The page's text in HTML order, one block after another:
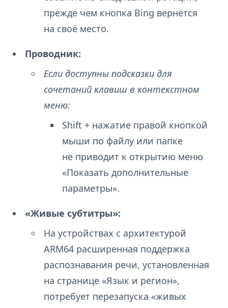
прежде чем кнопка Bing вернётся
на своё место.
Проводник:
Если доступны подсказки для
сочетаний клавиш в контекстном
меню:
Shift + нажатие правой кнопкой
мыши по файлу или папке
не приводит к открытию меню
«Показать дополнительные
параметры».
«Живые субтитры»:
На устройствах с архитектурой
ARM64 расширенная поддержка
распознавания речи, установленная
на странице «Язык и регион»,
потребует перезапуска «живых